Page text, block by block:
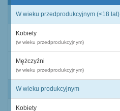
W wieku przedprodukcyjnym (<18 lat)
Kobiety
(w wieku przedprodukcyjnym)
Mężczyźni
(w wieku przedprodukcyjnym)
W wieku produkcyjnym
Kobiety